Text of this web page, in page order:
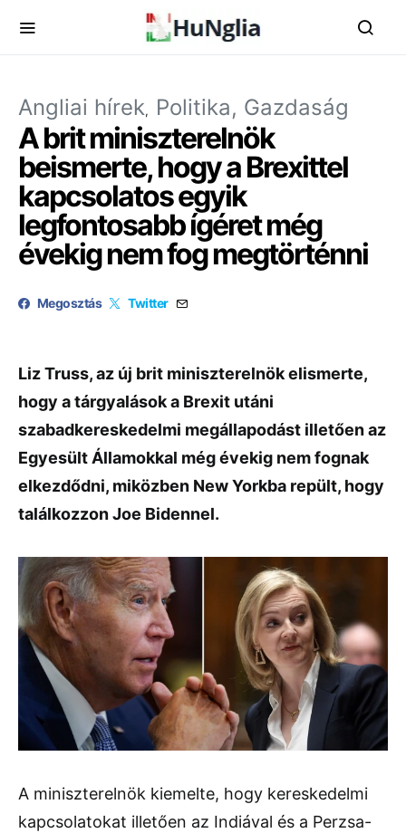
Angliai hírek Politika, Gazdaság
A brit miniszterelnök
beismerte, hogy a Brexittel
kapcsolatos egyik
legfontosabb ígéret még
évekig nem fog megtörténni
Megosztás Twitter
Liz Truss, az új brit miniszterelnök elismerte,
hogy a tárgyalások a Brexit utáni
szabadkereskedelmi megállapodást illetően az
Egyesült Államokkal még évekig nem fognak
elkezdődni, miközben New Yorkba repült, hogy
találkozzon Joe Bidennel.
A miniszterelnök kiemelte, hogy kereskedelmi
kapcsolatokat illetően az Indiával és a Perzsa-